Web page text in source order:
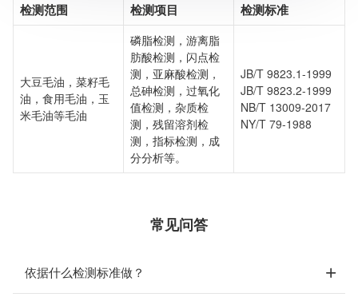
服务范围：全国
检测周期：5-7个工作日，可加急
相关资质：可提供CMA、CNAS检测报告
服务模式：快递寄样、现场取样、人工送样
服务对象：企事业单位、高等院校、科研院所
服务方向：采购销售、竞标投标、生产研发、科研数据、诊
断优化、司法服务
检测标准：国家标准、行业标准、企业标准、地方标准、国
检测范围 检测项目 检测标准
大豆毛油，菜籽毛
油，食用毛油，玉
米毛油等毛油
磷脂检测，游离脂
肪酸检测，闪点检
测，亚麻酸检测，
总砷检测，过氧化
值检测，杂质检
测，残留溶剂检
测，指标检测，成
分分析等。
JB/T 9823.1-1999
JB/T 9823.2-1999
NB/T 13009-2017
NY/T 79-1988
常见问答
依据什么检测标准做？